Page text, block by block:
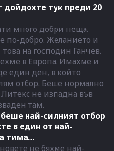
дойдохте тук преди 20
много добри неща.
по-добро. Желанието и
на господин Ганчев.
в Европа. Имахме и
един ден, в който
отбор. Беше нормално
не изпадна във
там.
беше най-силният отбор
в един от най-
тима…
не бяхме най-